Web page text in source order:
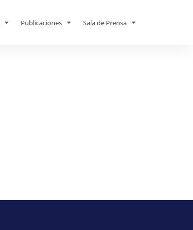
Publicaciones Sala de Prensa